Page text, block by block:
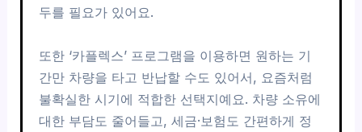
두를 필요가 있어요.
또한 ‘카플렉스’ 프로그램을 이용하면 원하는 기
간만 차량을 타고 반납할 수도 있어서, 요즘처럼
불확실한 시기에 적합한 선택지예요. 차량 소유에
대한 부담도 줄어들고, 세금·보험도 간편하게 정